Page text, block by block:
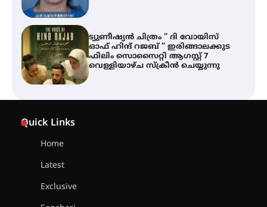
ട്യുണീഷ്യൻ ചിത്രം ” ദി വോയിസ്
ഓഫ് ഹിന്ദ് റജബ് ” ഇരിങ്ങാലക്കുട
ഫിലിം സൊസൈറ്റി ആഗസ്റ്റ് 7
വെള്ളിയാഴ്ച സ്‌ക്രീൻ ചെയ്യുന്നു
Quick Links
Home
Latest
Exclusive